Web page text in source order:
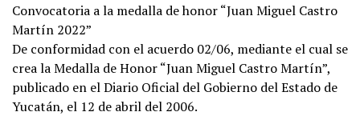
Convocatoria a la medalla de honor “Juan Miguel Castro
Martín 2022”
De conformidad con el acuerdo 02/06, mediante el cual se
crea la Medalla de Honor “Juan Miguel Castro Martín”,
publicado en el Diario Oficial del Gobierno del Estado de
Yucatán, el 12 de abril del 2006.